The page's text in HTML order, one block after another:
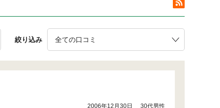
絞り込み
2006年12月30日 30代男性